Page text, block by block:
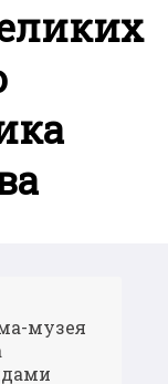
музея